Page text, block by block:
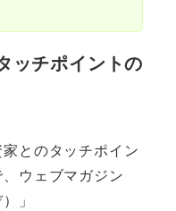
ッチポイントの
とのタッチポイン
ウェブマガジン
」